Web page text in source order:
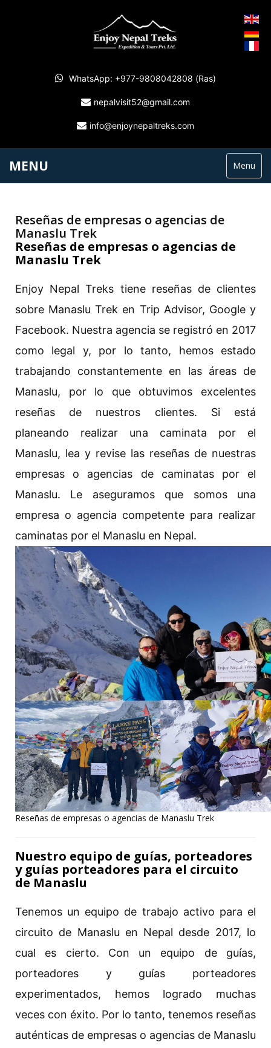
WhatsApp: +977-9808042808 (Ras)
nepalvisit52@gmail.com
info@enjoynepaltreks.com
MENU Menu
Reseñas de empresas o agencias de
Manaslu Trek
Reseñas de empresas o agencias de
Manaslu Trek
Enjoy Nepal Treks tiene reseñas de clientes
sobre Manaslu Trek en Trip Advisor, Google y
Facebook. Nuestra agencia se registró en 2017
como legal y, por lo tanto, hemos estado
trabajando constantemente en las áreas de
Manaslu, por lo que obtuvimos excelentes
reseñas de nuestros clientes. Si está
planeando realizar una caminata por el
Manaslu, lea y revise las reseñas de nuestras
empresas o agencias de caminatas por el
Manaslu. Le aseguramos que somos una
empresa o agencia competente para realizar
caminatas por el Manaslu en Nepal.
Reseñas de empresas o agencias de Manaslu Trek
Nuestro equipo de guías, porteadores
y guías porteadores para el circuito
de Manaslu
Tenemos un equipo de trabajo activo para el
circuito de Manaslu en Nepal desde 2017, lo
cual es cierto. Con un equipo de guías,
porteadores y guías porteadores
experimentados, hemos logrado muchas
veces con éxito. Por lo tanto, tenemos reseñas
auténticas de empresas o agencias de Manaslu